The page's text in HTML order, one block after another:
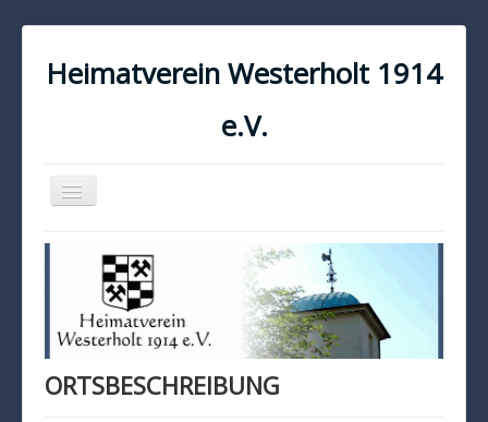
Heimatverein Westerholt 1914
e.V.
Navigation
an/aus
KONTAKT
IMPRESSUM
DATENSCHUTZ
ORTSBESCHREIBUNG